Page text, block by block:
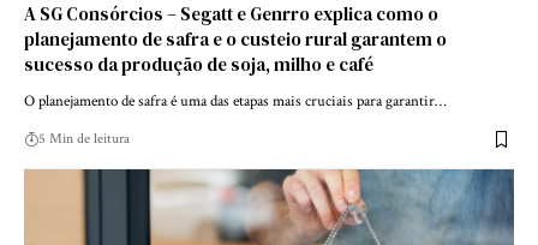
A SG Consórcios – Segatt e Genrro explica como o
planejamento de safra e o custeio rural garantem o
sucesso da produção de soja, milho e café
O planejamento de safra é uma das etapas mais cruciais para garantir…
5 Min de leitura